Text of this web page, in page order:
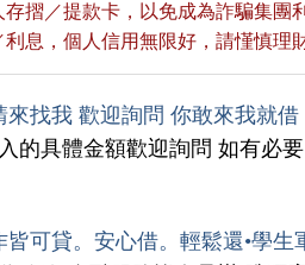
摺／提款卡，以免成為詐騙集團
息，個人信用無限好，請慬慎理
來找我 歡迎詢問 你敢來我就借
的具體金額歡迎詢問 如有必
皆可貸。安心借。輕鬆還•學生